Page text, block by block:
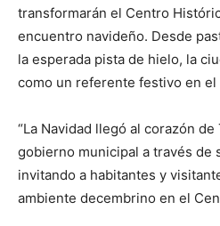
transformarán el Centro
encuentro navideño. Desde
la esperada pista de hielo, la
como un referente festivo en el
“La Navidad llegó al corazón
gobierno municipal a través de
invitando a habitantes y
ambiente decembrino en el